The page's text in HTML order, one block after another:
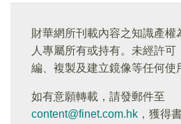
財華網所刊載內容之知識產權
人專屬所有或持有。未經許
編、複製及建立鏡像等任何使
如有意願轉載，請發郵件至
content@finet.com.hk ，獲得